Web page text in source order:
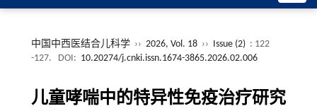
中国中西医结合儿科学 ›› 2026, Vol. 18 ›› Issue (2) : 122
-127.
DOI: 10.20274/j.cnki.issn.1674-3865.2026.02.006
儿童哮喘中的特异性免疫治疗研究